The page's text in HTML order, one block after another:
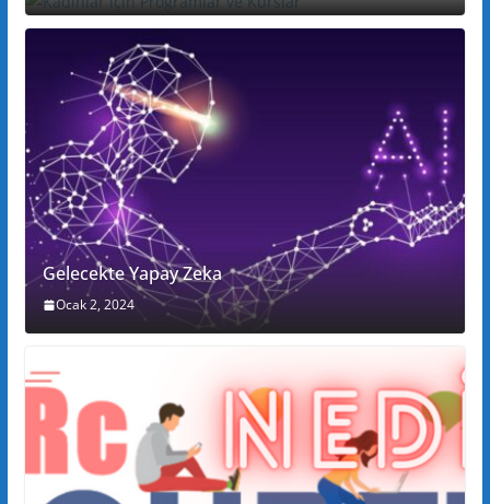
Gelecekte Yapay Zeka
Ocak 2, 2024